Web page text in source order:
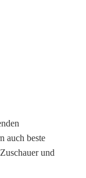
auch beste
und